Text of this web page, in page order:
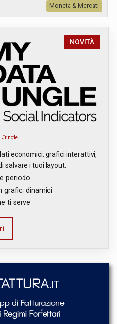
Moneta & Mercati
NOVITÀ
Jungle
economici: grafici interattivi,
salvare i tuoi layout.
periodo
grafici dinamici
ti serve